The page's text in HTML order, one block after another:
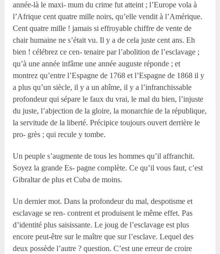
année-là le maxi- mum du crime fut atteint ; l’Europe vola à
l’Afrique cent quatre mille noirs, qu’elle vendit à l’Amérique.
Cent quatre mille ! jamais si effroyable chiffre de vente de
chair humaine ne s’était vu. Il y a de cela juste cent ans. Eh
bien ! célébrez ce cen- tenaire par l’abolition de l’esclavage ;
qu’à une année infâme une année auguste réponde ; et
montrez qu’entre l’Espagne de 1768 et l’Espagne de 1868 il y
a plus qu’un siècle, il y a un abîme, il y a l’infranchissable
profondeur qui sépare le faux du vrai, le mal du bien, l’injuste
du juste, l’abjection de la gloire, la monarchie de la république,
la servitude de la liberté. Précipice toujours ouvert derrière le
pro- grès ; qui recule y tombe.
Un peuple s’augmente de tous les hommes qu’il affranchit.
Soyez la grande Es- pagne complète. Ce qu’il vous faut, c’est
Gibraltar de plus et Cuba de moins.
Un dernier mot. Dans la profondeur du mal, despotisme et
esclavage se ren- contrent et produisent le même effet. Pas
d’identité plus saisissante. Le joug de l’esclavage est plus
encore peut-être sur le maître que sur l’esclave. Lequel des
deux possède l’autre ? question. C’est une erreur de croire